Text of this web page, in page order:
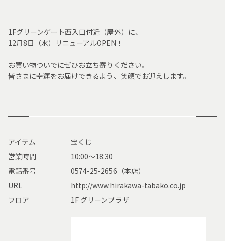
1Fグリーンゲート西入口付近（屋外）に、
12月8日（水）リニューアルOPEN！
お買い物ついでにぜひお立ち寄りください。
皆さまに幸運をお届けできるよう、笑顔でお迎えします。
アイテム
宝くじ
営業時間
10:00〜18:30
電話番号
0574-25-2656（本店）
URL
http://www.hirakawa-tabako.co.jp
フロア
1F グリーンプラザ